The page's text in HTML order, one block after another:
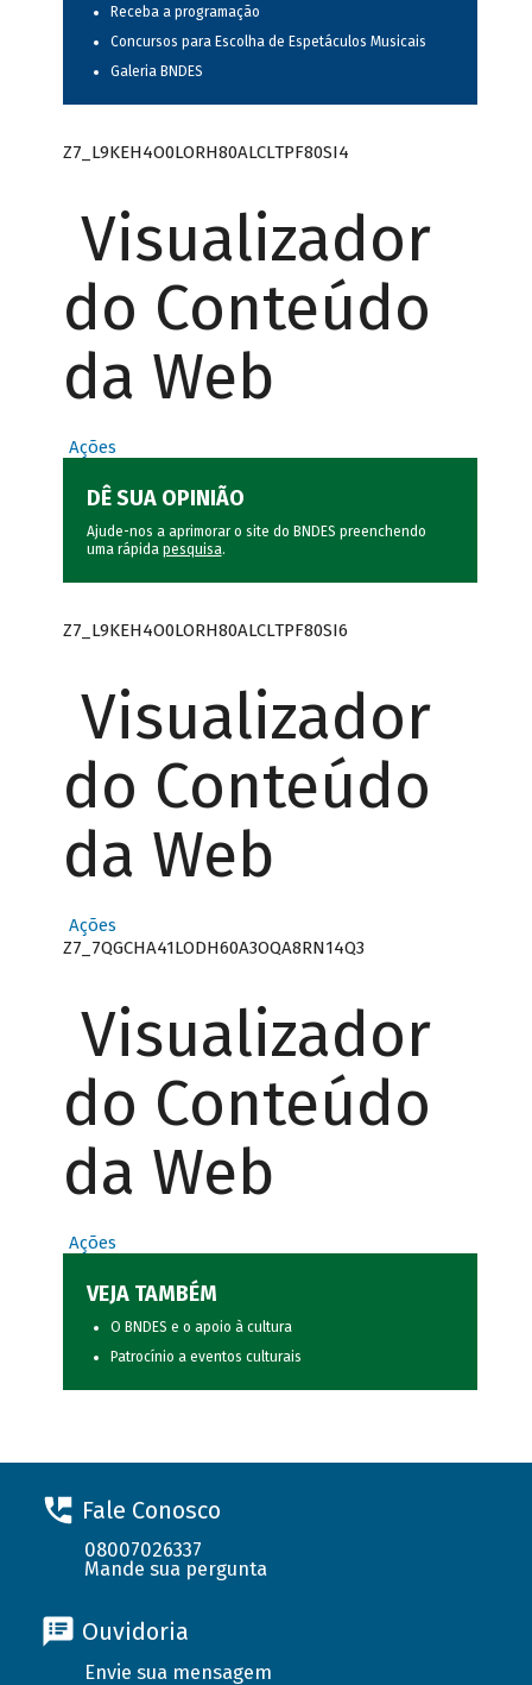
Receba a programação
Concursos para Escolha de Espetáculos Musicais
Galeria BNDES
Z7_L9KEH4O0LORH80ALCLTPF80SI4
Visualizador
do Conteúdo
da Web
Ações
DÊ SUA OPINIÃO
Ajude-nos a aprimorar o site do BNDES preenchendo
uma rápida pesquisa.
Z7_L9KEH4O0LORH80ALCLTPF80SI6
Visualizador
do Conteúdo
da Web
Ações
Z7_7QGCHA41LODH60A3OQA8RN14Q3
Visualizador
do Conteúdo
da Web
Ações
VEJA TAMBÉM
O BNDES e o apoio à cultura
Patrocínio a eventos culturais
Fale Conosco
08007026337
Mande sua pergunta
Ouvidoria
Envie sua mensagem